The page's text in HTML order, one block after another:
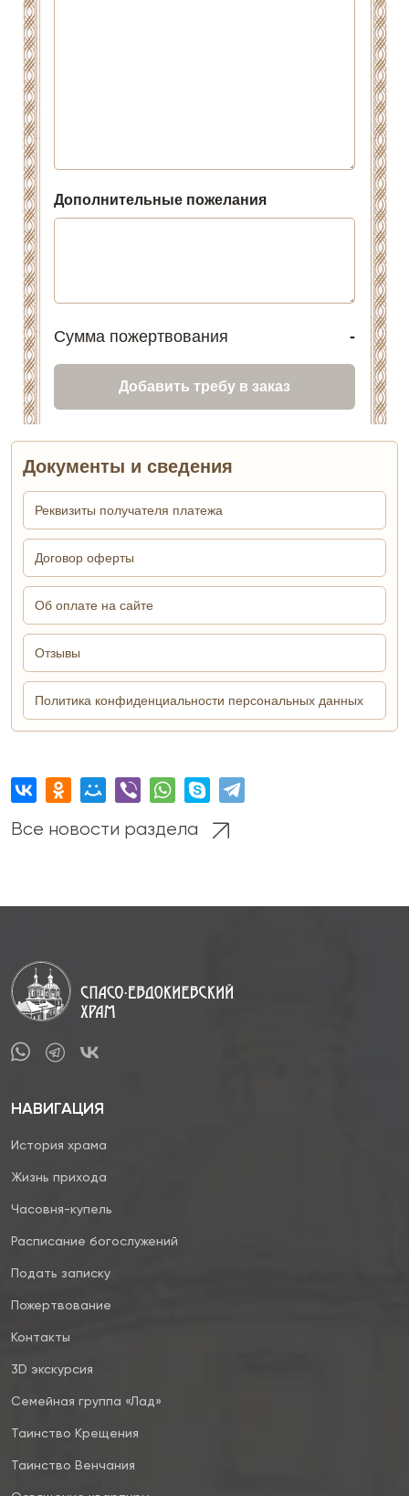
Все новости раздела
НАВИГАЦИЯ
История храма
Жизнь прихода
Часовня-купель
Расписание богослужений
Подать записку
Пожертвование
Контакты
3D экскурсия
Семейная группа «Лад»
Таинство Крещения
Таинство Венчания